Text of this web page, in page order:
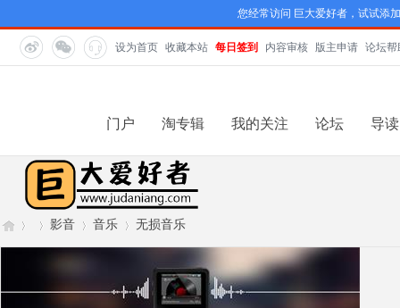
您经常访问 巨大爱好者，试试添
设为首页 收藏本站 每日签到 内容审核 版主申请 论坛帮
门户 淘专辑 我的关注 论坛 导读
影音 音乐
›
无损音乐